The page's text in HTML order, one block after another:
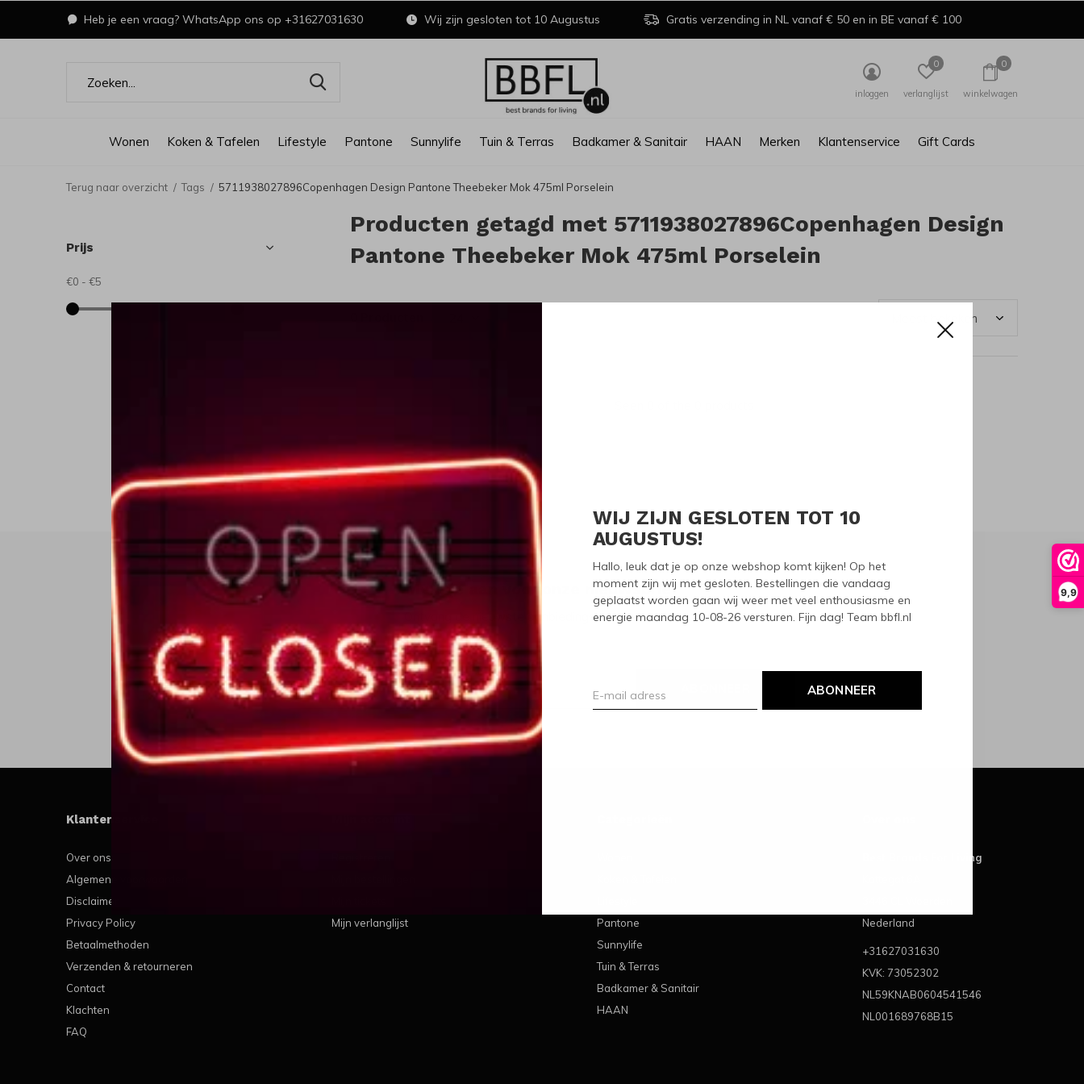
9,9
WIJ ZIJN GESLOTEN TOT 10
AUGUSTUS!
Hallo, leuk dat je op onze webshop komt kijken! Op het
moment zijn wij met gesloten. Bestellingen die vandaag
geplaatst worden gaan wij weer met veel enthousiasme en
energie maandag 10-08-26 versturen. Fijn dag! Team bbfl.nl
ABONNEER
Wonen Koken & Tafelen Lifestyle Pantone Sunnylife Tuin & Terras Badkamer & Sanitair HAAN Merken Klantenservice Gift Cards
inloggen verlanglijst
0
winkelwagen
0
Heb je een vraag? WhatsApp ons op +31627031630 Wij zijn gesloten tot 10 Augustus Gratis verzending in NL vanaf € 50 en in BE vanaf € 100
Terug naar overzicht Tags 5711938027896Copenhagen Design Pantone Theebeker Mok 475ml Porselein
Producten getagd met 5711938027896Copenhagen Design
Pantone Theebeker Mok 475ml Porselein
Prijs
€0 - €5
Meld je aan voor onze nieuwsbrief
Ontvang de nieuwste aanbiedingen en promoties
Klantenservice
Over ons
Algemene voorwaarden
Disclaimer
Privacy Policy
Betaalmethoden
Verzenden & retourneren
Contact
Klachten
FAQ
Mijn verlanglijst
Pantone
Sunnylife
Tuin & Terras
Badkamer & Sanitair
HAAN
Best Brands For Living
Nederland
+31627031630
KVK: 73052302
NL59KNAB0604541546
NL001689768B15